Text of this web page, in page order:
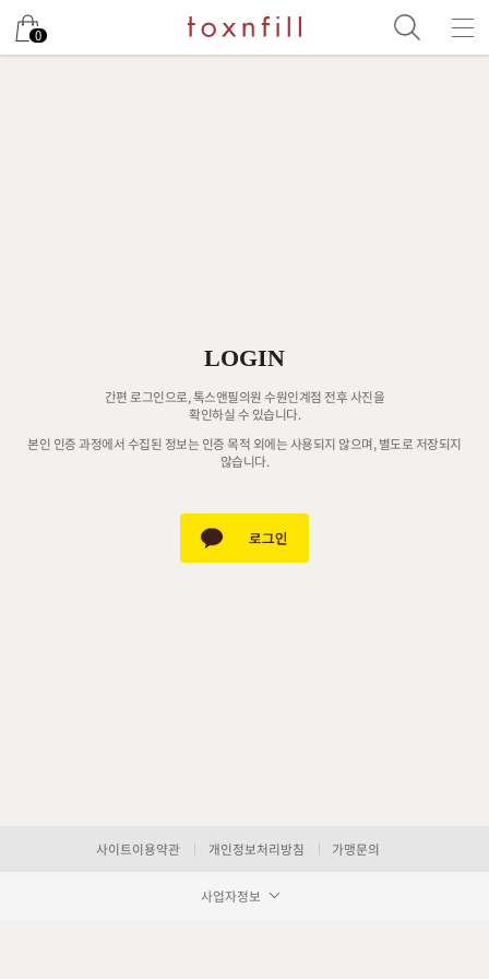
0
LOGIN
간편 로그인으로, 톡스앤필의원 수원인계점 전후 사진을
확인하실 수 있습니다.
본인 인증 과정에서 수집된 정보는 인증 목적 외에는 사용되지 않으며, 별도로 저장되지
않습니다.
사이트이용약관 개인정보처리방침 가맹문의
사업자정보